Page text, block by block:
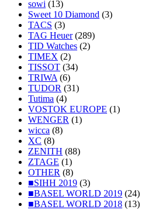
sowi (13)
Sweet 10 Diamond (3)
TACS (3)
TAG Heuer(289)
TID Watches (2)
TIMEX (2)
TISSOT (34)
TRIWA (6)
TUDOR (31)
Tutima (4)
VOSTOK EUROPE (1)
WENGER (1)
wicca (8)
XC (8)
ZENITH (88)
ZTAGE (1)
OTHER (8)
■SIHH 2019 (3)
■BASEL WORLD 2019 (24)
■BASEL WORLD 2018 (13)